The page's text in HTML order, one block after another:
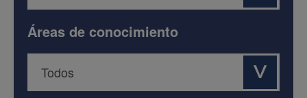
Áreas de conocimiento